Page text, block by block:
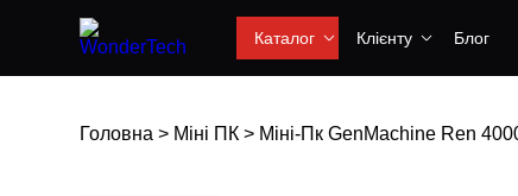
Каталог Клієнту Блог
Головна > Міні ПК > Міні-Пк GenMachine Ren